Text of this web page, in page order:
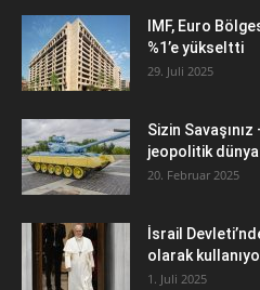
IMF, Euro
%1’e yükseltti
29. Juli 2025
Sizin
jeopolitik
20. Februar 2025
İsrail
olarak
1. Juli 2025